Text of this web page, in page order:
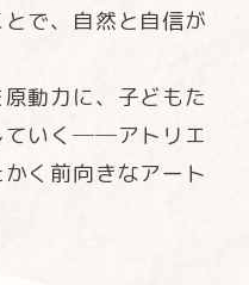
で、自然と自信が
動力に、子どもた
ていく──アトリエ
く前向きなアート